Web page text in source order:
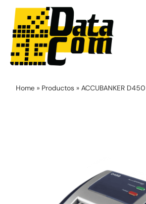
Saltar
contenido
¿Quiénes somos?
Home» Productos» ACCUBANKER D450